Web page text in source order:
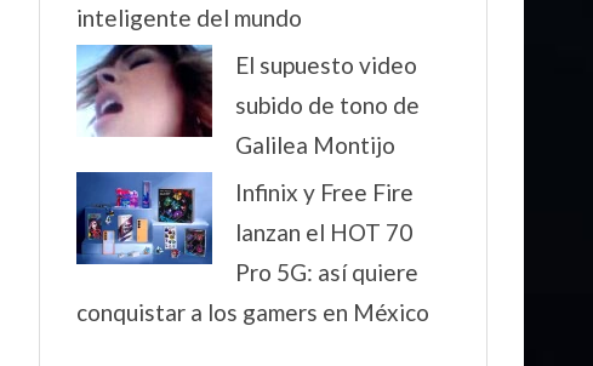
inteligente del mundo
El supuesto video
subido de tono de
Galilea Montijo
Infinix y Free Fire
lanzan el HOT 70
Pro 5G: así quiere
conquistar a los gamers en México